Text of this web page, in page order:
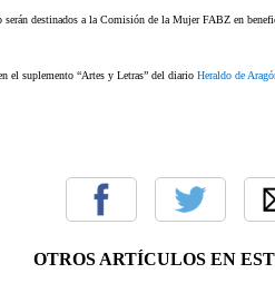
destinados a la Comisión de la Mujer FABZ en
el suplemento “Artes y Letras” del diario Heraldo de
OTROS ARTÍCULOS EN